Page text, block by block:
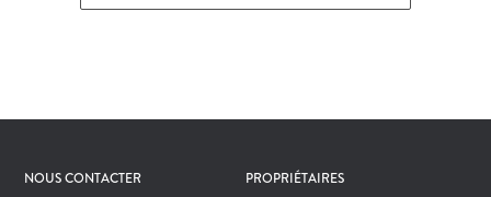
NOUS CONTACTER PROPRIÉTAIRES